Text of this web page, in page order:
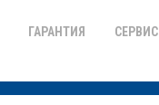
ГАРАНТИЯ СЕРВИС